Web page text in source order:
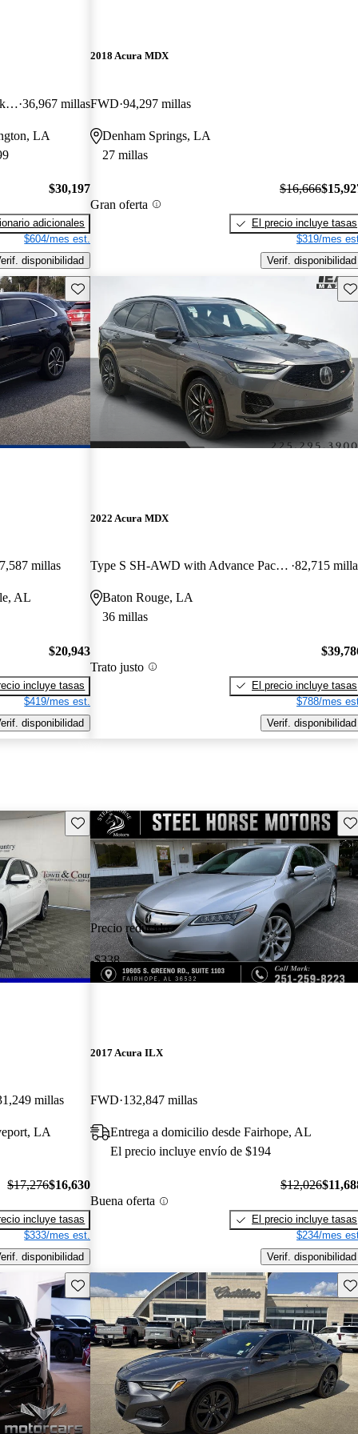
V6 SH-AWD with Technology Package 36,967 millas
LA
$30,197
adicionales
$604/mes est.
disponibilidad
2018 Acura MDX
FWD 94,297 millas
Denham Springs, LA
27 millas
Gran oferta
$16,666
El precio incluye tasas
$319/mes
Verif. disponibilidad
Guarda este Aviso
millas
AL
$20,943
incluye tasas
$419/mes est.
disponibilidad
2022 Acura MDX
Type S SH-AWD with Advance Package 82,715
Baton Rouge, LA
36 millas
Trato justo
El precio incluye tasas
$788/mes
Verif. disponibilidad
Guarda este Aviso
millas
LA
$17,276$16,630
incluye tasas
$333/mes est.
disponibilidad
Precio reducido
-$338
2017 Acura ILX
FWD 132,847 millas
Entrega a domicilio desde Fairhope, AL
El precio incluye envío de $194
Buena oferta
$12,026
El precio incluye tasas
$234/mes
Verif. disponibilidad
Guarda este Aviso